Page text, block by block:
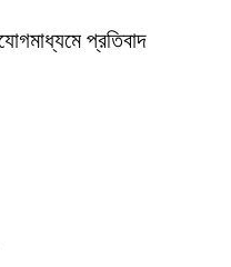
প্রতিবাদ